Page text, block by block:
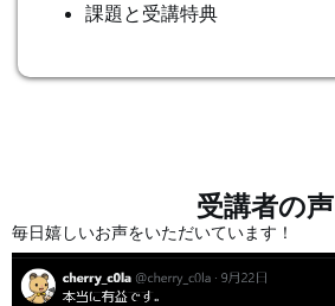
課題と受講特典
受講者の声
毎日嬉しいお声をいただいています！